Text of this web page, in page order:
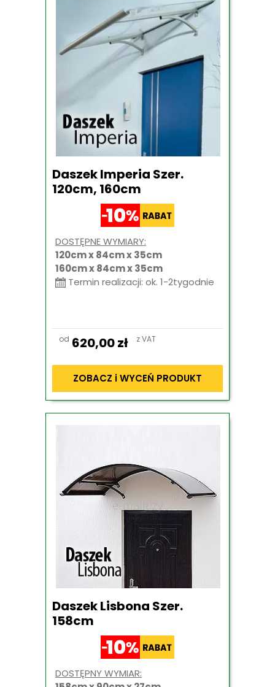
Daszek Imperia Szer.
120cm, 160cm
DOSTĘPNE WYMIARY:
120cm x 84cm x 35cm
160cm x 84cm x 35cm
Termin realizacji: ok. 1-2tygodnie
od 620,00zł z VAT
ZOBACZ i WYCEŃ PRODUKT
Daszek Lisbona Szer.
158cm
DOSTĘPNY WYMIAR: